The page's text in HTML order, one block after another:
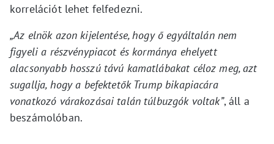
korrelációt lehet felfedezni.
„Az elnök azon kijelentése, hogy ő egyáltalán nem
figyeli a részvénypiacot és kormánya ehelyett
alacsonyabb hosszú távú kamatlábakat céloz meg, azt
sugallja, hogy a befektetők Trump bikapiacára
vonatkozó várakozásai talán túlbuzgók voltak”, áll a
beszámolóban.